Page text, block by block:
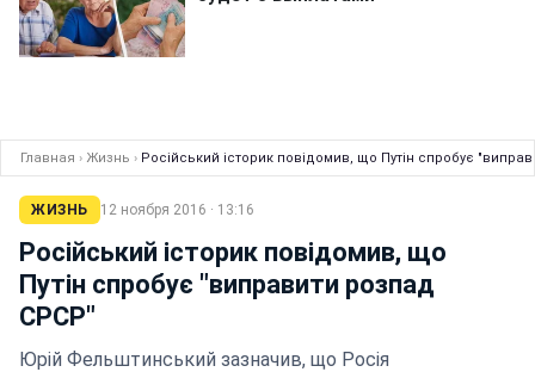
Главная › Жизнь › Російський історик повідомив, що Путін спробує
ЖИЗНЬ 12 ноября 2016 · 13:16
Російський історик повідомив, що
Путін спробує "виправити розпад
СРСР"
Юрій Фельштинський зазначив, що Росія